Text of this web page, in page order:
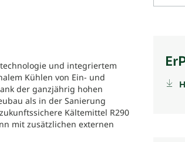
und integriertem
Kühlen von Ein- und
der ganzjährig hohen
als in der Sanierung
Kältemittel R290
mit zusätzlichen externen